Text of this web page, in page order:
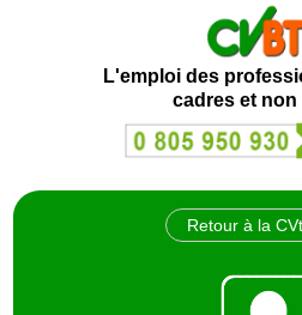
L'emploi des
cadres et non
Retour à la